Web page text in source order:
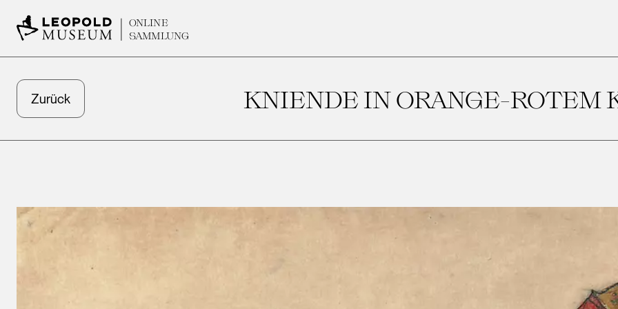
ONLINE
SAMMLUNG
Zurück KNIENDE IN ORANGE-ROTEM